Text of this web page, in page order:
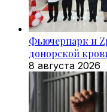
Фьючерпарк и
донорской
8 августа 2026